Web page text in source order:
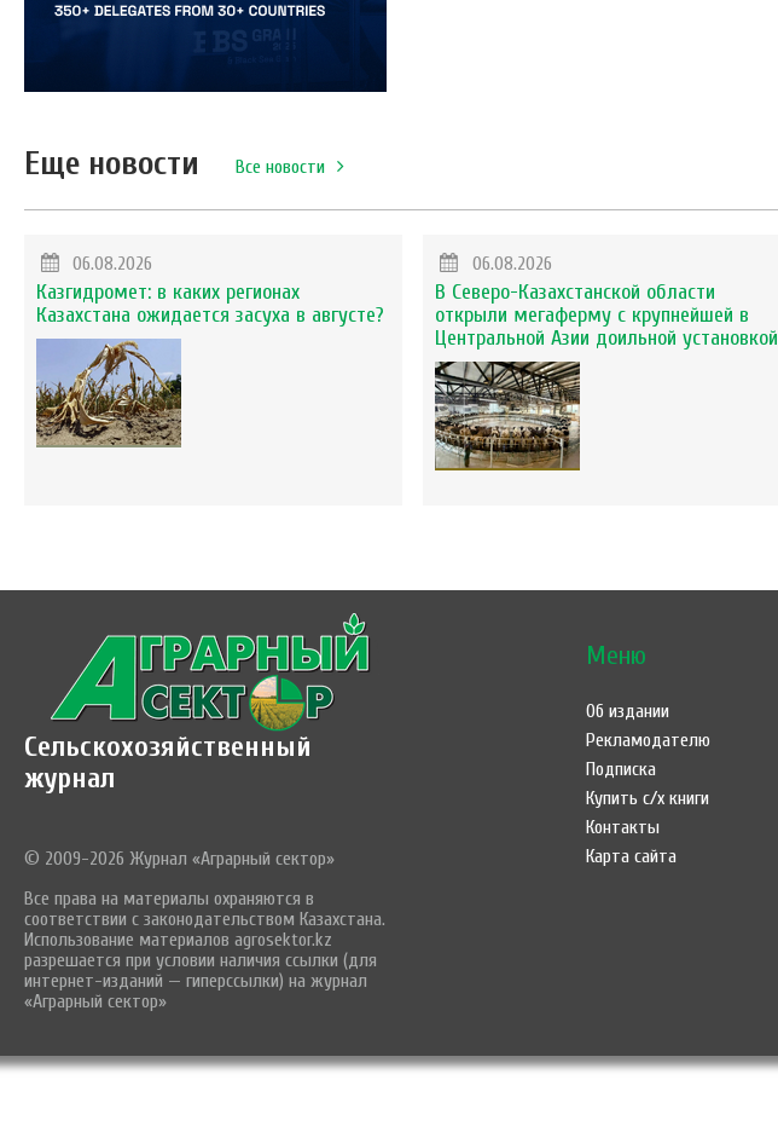
Еще новости Все новости
06.08.2026
Казгидромет: в каких регионах
Казахстана ожидается засуха в августе?
06.08.2026
В Северо-Казахстанской области
открыли мегаферму с крупнейшей в
Центральной Азии доильной установкой
Сельскохозяйственный
журнал
© 2009-2026 Журнал «Аграрный сектор»
Все права на материалы охраняются в
соответствии с законодательством Казахстана.
Использование материалов agrosektor.kz
разрешается при условии наличия ссылки (для
интернет-изданий — гиперссылки) на журнал
«Аграрный сектор»
Меню
Об издании
Рекламодателю
Подписка
Купить с/х книги
Контакты
Карта сайта